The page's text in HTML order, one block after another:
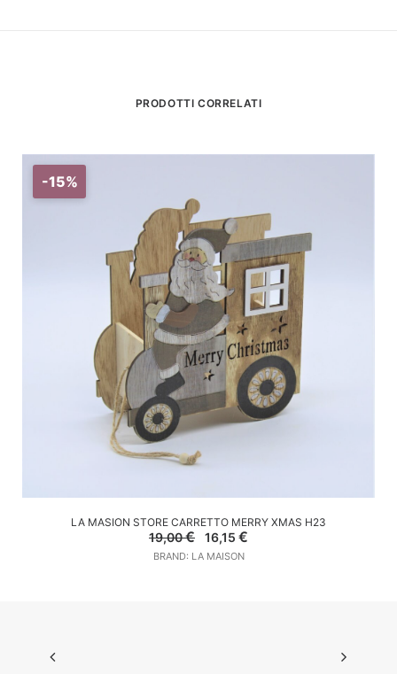
PRODOTTI CORRELATI
-15%
AGGIUNGI AL CARRELLO
LA MASION STORE CARRETTO MERRY XMAS H23
19,00€
Il
prezzo
originale
16,15 €Il
BRAND: LA MAISON